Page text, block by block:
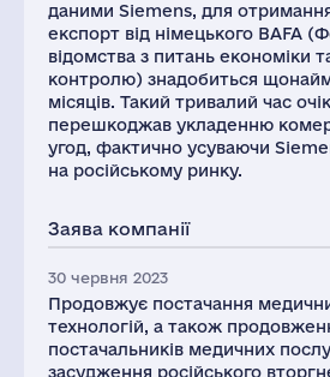
даними Siemens, для отримання
експорт від німецького BAFA
відомства з питань економіки
контролю) знадобиться
місяців. Такий тривалий час
перешкоджав укладенню
угод, фактично усуваючи
на російському ринку.
Заява компанії
30 червня 2023
Продовжує постачання
технологій, а також
постачальників медичних
засудження російського